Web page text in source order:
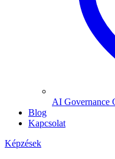
AI Governance
Blog
Kapcsolat
Képzések